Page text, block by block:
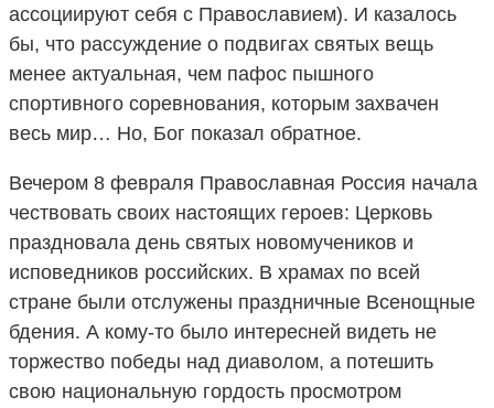
ассоциируют себя с Православием). И казалось
бы, что рассуждение о подвигах святых вещь
менее актуальная, чем пафос пышного
спортивного соревнования, которым захвачен
весь мир… Но, Бог показал обратное.
Вечером 8 февраля Православная Россия начала
чествовать своих настоящих героев: Церковь
праздновала день святых новомучеников и
исповедников российских. В храмах по всей
стране были отслужены праздничные Всенощные
бдения. А кому-то было интересней видеть не
торжество победы над диаволом, а потешить
свою национальную гордость просмотром